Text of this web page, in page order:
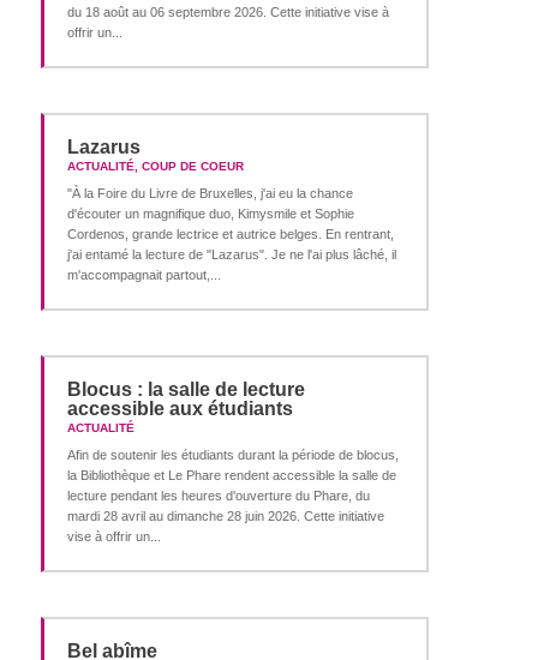
du 18 août au 06 septembre 2026. Cette initiative vise à
offrir un...
Lazarus
ACTUALITÉ COUP DE COEUR
"À la Foire du Livre de Bruxelles, j'ai eu la chance
d'écouter un magnifique duo, Kimysmile et Sophie
Cordenos, grande lectrice et autrice belges. En rentrant,
j'ai entamé la lecture de "Lazarus". Je ne l'ai plus lâché, il
m'accompagnait partout,...
Blocus : la salle de lecture
accessible aux étudiants
ACTUALITÉ
Afin de soutenir les étudiants durant la période de blocus,
la Bibliothèque et Le Phare rendent accessible la salle de
lecture pendant les heures d'ouverture du Phare, du
mardi 28 avril au dimanche 28 juin 2026. Cette initiative
vise à offrir un...
Bel abîme